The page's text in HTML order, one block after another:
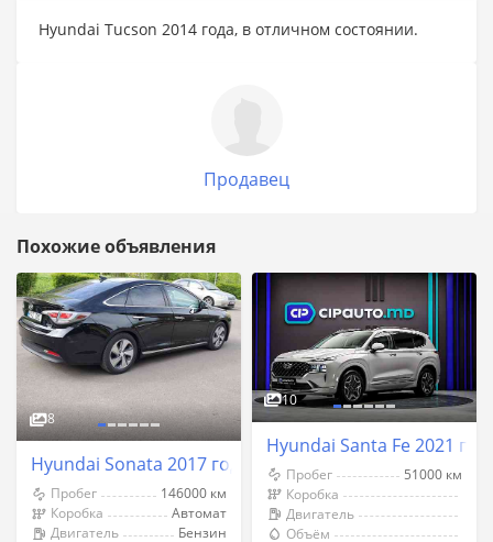
Hyundai Tucson 2014 года, в отличном состоянии.
Продавец
Похожие объявления
8
Hyundai Sonata 2017 год Кишинёв
Пробег
146000 км
Коробка
Автомат
Двигатель
Бензин
10
Hyundai Santa Fe 2021
Пробег
51000 км
Коробка
Двигатель
Объём